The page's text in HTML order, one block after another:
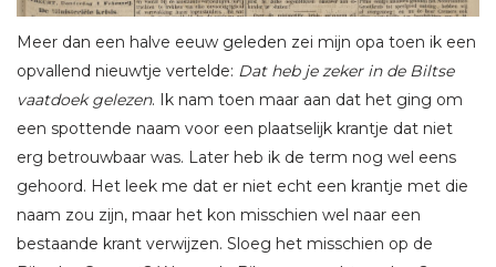
Meer dan een halve eeuw geleden zei mijn opa toen ik een
opvallend nieuwtje vertelde: Dat heb je zeker in de Biltse
vaatdoek gelezen. Ik nam toen maar aan dat het ging om
een spottende naam voor een plaatselijk krantje dat niet
erg betrouwbaar was. Later heb ik de term nog wel eens
gehoord. Het leek me dat er niet echt een krantje met die
naam zou zijn, maar het kon misschien wel naar een
bestaande krant verwijzen. Sloeg het misschien op de